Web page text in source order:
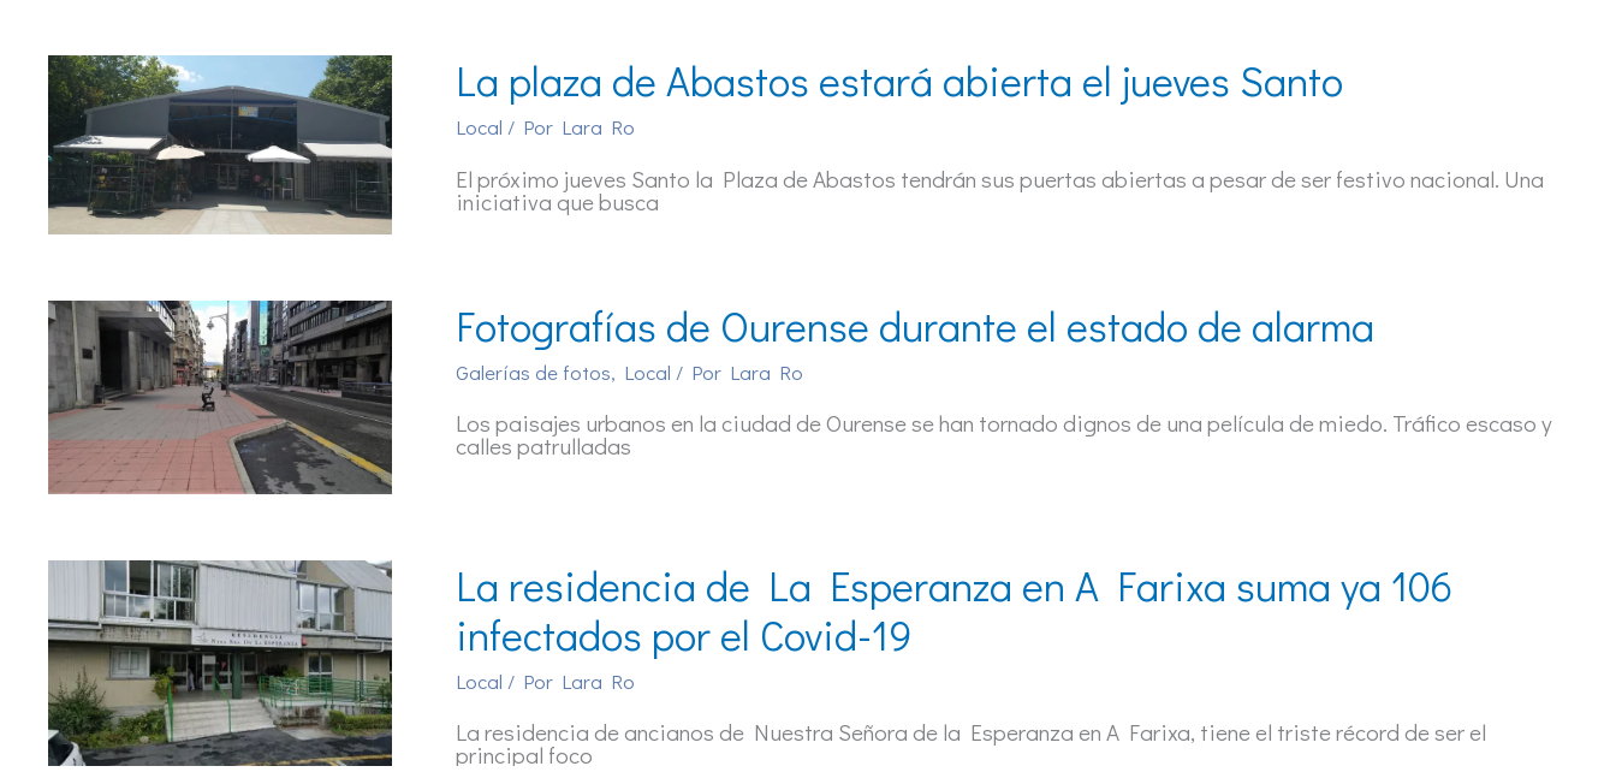
La plaza de Abastos estará abierta el jueves Santo
Local / Por Lara Ro
El próximo jueves Santo la Plaza de Abastos tendrán sus puertas abiertas a pesar de ser festivo nacional. Una
iniciativa que busca
Fotografías de Ourense durante el estado de alarma
Galerías de fotos, Local / Por Lara Ro
Los paisajes urbanos en la ciudad de Ourense se han tornado dignos de una película de miedo. Tráfico escaso y
calles patrulladas
La residencia de La Esperanza en A Farixa suma ya 106
infectados por el Covid-19
Local / Por Lara Ro
La residencia de ancianos de Nuestra Señora de la Esperanza en A Farixa, tiene el triste récord de ser el
principal foco